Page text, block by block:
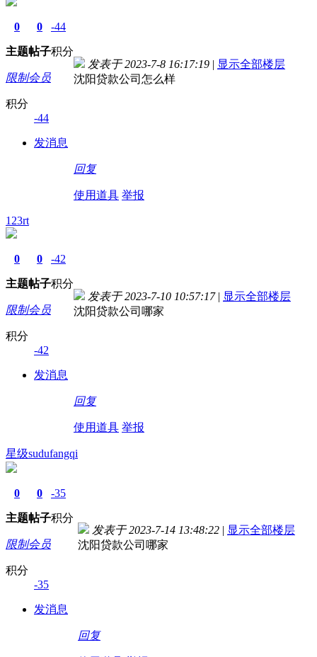
0
主题
0
帖子
-44
积分
限制会员
积分
-44
发消息
发表于 2023-7-8 16:17:19 | 显示全部楼层
沈阳贷款公司怎么样
回复
使用道具 举报
123rt
0
主题
0
帖子
-42
积分
限制会员
积分
-42
发消息
发表于 2023-7-10 10:57:17 | 显示全部楼层
沈阳贷款公司哪家
回复
使用道具 举报
星级sudufangqi
0
主题
0
帖子
-35
积分
限制会员
积分
-35
发消息
发表于 2023-7-14 13:48:22 | 显示全部楼层
沈阳贷款公司哪家
回复